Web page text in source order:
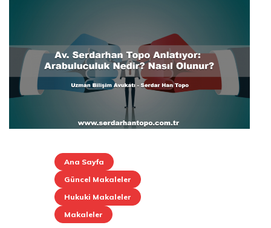
Ana Sayfa
Güncel Makaleler
Hukuki Makaleler
Makaleler